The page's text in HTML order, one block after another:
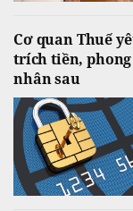
Cơ quan Thuế
trích tiền, phong
nhân sau